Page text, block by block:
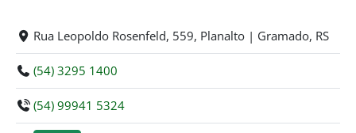
Rua Leopoldo Rosenfeld, 559, Planalto | Gramado, RS
(54) 3295 1400
(54) 99941 5324